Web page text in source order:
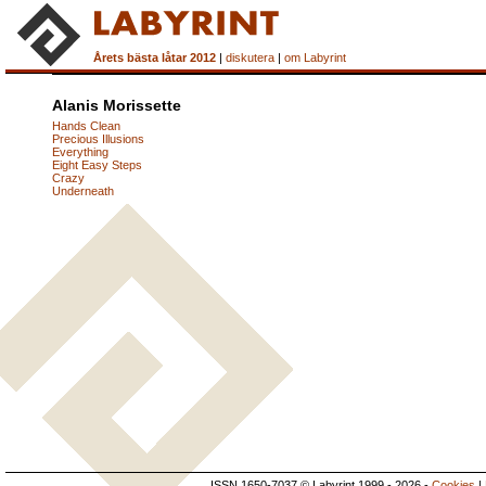
Årets bästa låtar 2012 | diskutera | om Labyrint
Alanis Morissette
Hands Clean
Precious Illusions
Everything
Eight Easy Steps
Crazy
Underneath